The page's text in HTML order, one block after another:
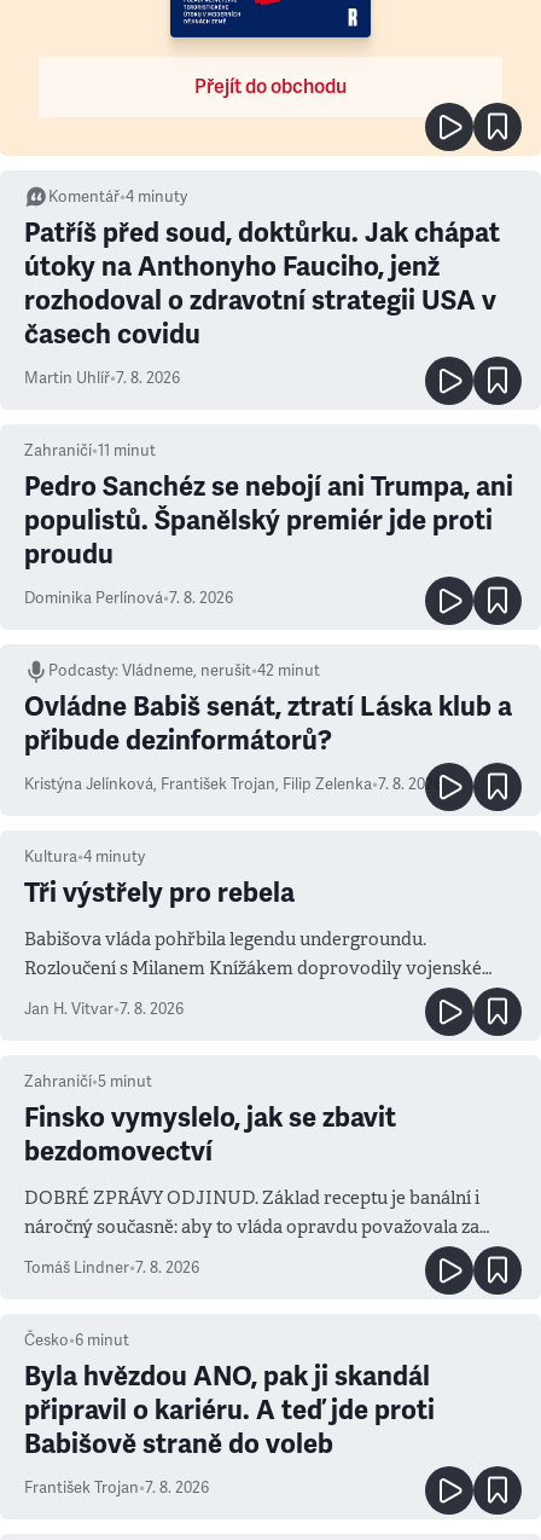
Přejít do obchodu
Komentář•4 minuty
Patříš před soud, doktůrku. Jak chápat
útoky na Anthonyho Fauciho, jenž
rozhodoval o zdravotní strategii USA v
časech covidu
Martin Uhlíř•7. 8. 2026
Zahraničí•11 minut
Pedro Sanchéz se nebojí ani Trumpa, ani
populistů. Španělský premiér jde proti
proudu
Dominika Perlínová•7. 8. 2026
Podcasty:Vládneme, nerušit•42 minut
Ovládne Babiš senát, ztratí Láska klub a
přibude dezinformátorů?
Kristýna Jelínková, František Trojan, Filip Zelenka•7. 8. 2026
Kultura•4 minuty
Tři výstřely pro rebela
Babišova vláda pohřbila legendu undergroundu.
Rozloučení s Milanem Knížákem doprovodily vojenské
salvy i kritika pokrokářů
Jan H. Vitvar•7. 8. 2026
Zahraničí•5 minut
Finsko vymyslelo, jak se zbavit
bezdomovectví
DOBRÉ ZPRÁVY ODJINUD. Základ receptu je banální i
náročný současně: aby to vláda opravdu považovala za
prioritu
Tomáš Lindner•7. 8. 2026
Česko•6 minut
Byla hvězdou ANO, pak ji skandál
připravil o kariéru. A teď jde proti
Babišově straně do voleb
František Trojan•7. 8. 2026